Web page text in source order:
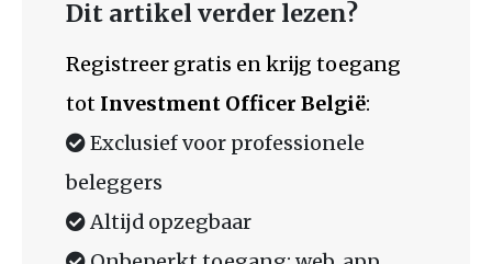
Dit artikel verder lezen?
Registreer gratis en krijg toegang
tot Investment Officer België:
Exclusief voor professionele
beleggers
Altijd opzegbaar